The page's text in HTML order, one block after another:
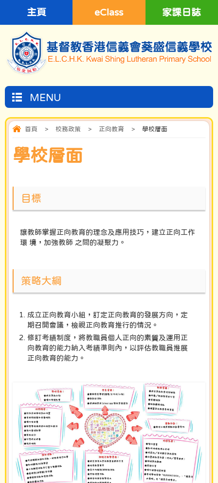
主頁 eClass 家課日誌
MENU
首頁 > 校務政策 > 正向教育 > 學校層面
學校層面
目標
讓教師掌握正向教育的理念及應用技巧，建立正向工作
環 境，加強教師 之間的凝聚力。
策略大綱
成立正向教育小組，訂定正向教育的發展方向，定
期召開會議，檢視正向教育推行的情況。
修訂考績制度，將教職員個人正向的素質及運用正
向教育的能力納入考績準則內，以評估教職員推展
正向教育的能力。